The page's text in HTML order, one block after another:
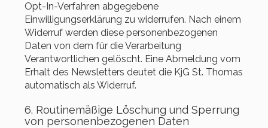
Opt-In-Verfahren abgegebene
Einwilligungserklärung zu widerrufen. Nach einem
Widerruf werden diese personenbezogenen
Daten von dem für die Verarbeitung
Verantwortlichen gelöscht. Eine Abmeldung vom
Erhalt des Newsletters deutet die KjG St. Thomas
automatisch als Widerruf.
6. Routinemäßige Löschung und Sperrung
von personenbezogenen Daten